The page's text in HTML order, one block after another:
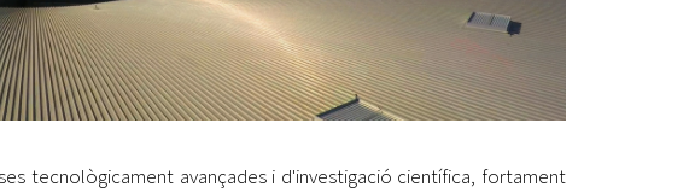
tecnològicament avançades i d'investigació científica, fortament